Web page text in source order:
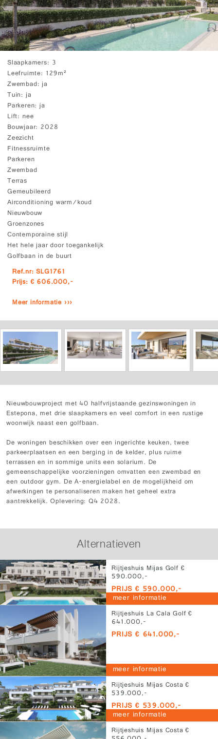
Slaapkamers 3
Leefruimte 129m²
Zwembad ja
Tuin ja
Parkeren ja
Lift nee
Bouwjaar 2028
Zeezicht
Fitnessruimte
Parkeren
Zwembad
Terras
Gemeubileerd
Airconditioning warm/koud
Nieuwbouw
Groenzones
Contemporaine stijl
Het hele jaar door toegankelijk
Golfbaan in de buurt
Ref.nr: SLG1761
Prijs: € 606.000,-
Meer informatie ›››
Nieuwbouwproject met 40 halfvrijstaande gezinswoningen in
Estepona, met drie slaapkamers en veel comfort in een rustige
woonwijk naast een golfbaan.
De woningen beschikken over een ingerichte keuken, twee
parkeerplaatsen en een berging in de kelder, plus ruime
terrassen en in sommige units een solarium. De
gemeenschappelijke voorzieningen omvatten een zwembad en
een outdoor gym. De A-energielabel en de mogelijkheid om
afwerkingen te personaliseren maken het geheel extra
aantrekkelijk. Oplevering: Q4 2028.
Alternatieven
Rijtjeshuis Mijas Golf €
590.000,-
PRIJS € 590.000,-
meer informatie
Rijtjeshuis La Cala Golf €
641.000,-
PRIJS € 641.000,-
meer informatie
Rijtjeshuis Mijas Costa €
539.000,-
PRIJS € 539.000,-
meer informatie
Rijtjeshuis Mijas Costa €